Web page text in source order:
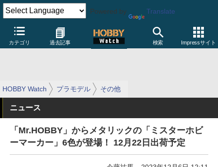
Powered by Translate
カテゴリ 過去記事 検索 Impressサイト
HOBBY Watch プラモデル その他
ニュース
「Mr.HOBBY」からメタリックの「ミスターホビ
ーマーカー」6色が登場！ 12月22日出荷予定